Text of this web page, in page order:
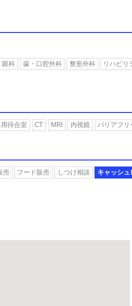
眼科 歯・口腔外科 整形外科 リハビリ
待合室 CT MRI 内視鏡 バリアフリ
売 フード販売 しつけ相談 キャッシュ